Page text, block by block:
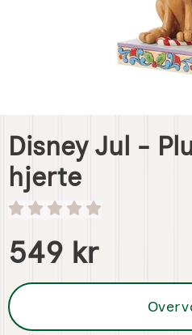
Disney Jul -
hjerte
Handle dette produktet,
pris
549 kr